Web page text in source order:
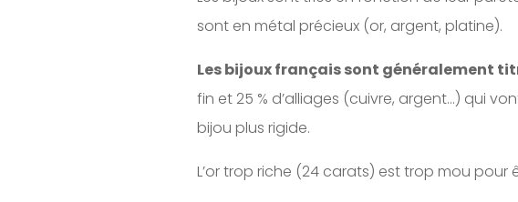
sont en métal précieux (or, argent, platine).
Les bijoux français sont généralement
fin et 25 % d’alliages (cuivre, argent…) qui
bijou plus rigide.
L’or trop riche (24 carats) est trop mou pour